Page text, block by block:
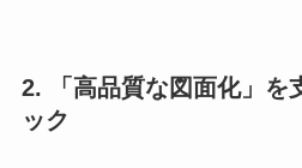
2. 「高品質な図面化」を
ック